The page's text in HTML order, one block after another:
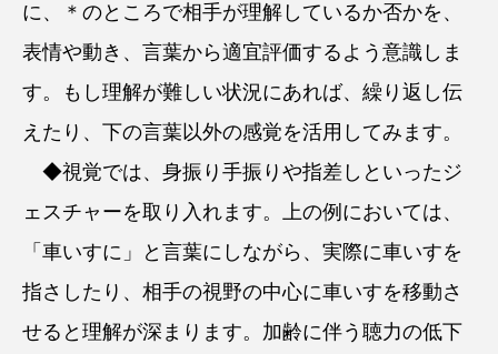
に、＊のところで相手が理解しているか否かを、
表情や動き、言葉から適宜評価するよう意識しま
す。もし理解が難しい状況にあれば、繰り返し伝
えたり、下の言葉以外の感覚を活用してみます。
◆視覚では、身振り手振りや指差しといったジ
ェスチャーを取り入れます。上の例においては、
「車いすに」と言葉にしながら、実際に車いすを
指さしたり、相手の視野の中心に車いすを移動さ
せると理解が深まります。加齢に伴う聴力の低下